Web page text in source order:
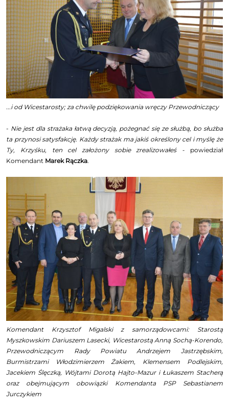
...i od Wicestarosty; za chwilę podziękowania wręczy Przewodniczący
- Nie jest dla strażaka łatwą decyzją, pożegnać się ze służbą, bo służba
ta przynosi satysfakcję. Każdy strażak ma jakiś określony cel i myślę że
Ty, Krzyśku, ten cel założony sobie zrealizowałeś -powiedział
Komendant Marek Rączka.
Komendant Krzysztof Migalski z samorządowcami: Starostą
Myszkowskim Dariuszem Lasecki, Wicestarostą Anną Sochą-Korendo,
Przewodniczącym Rady Powiatu Andrzejem Jastrzębskim,
Burmistrzami Włodzimierzem Żakiem, Klemensem Podlejskim,
Jacekiem Ślęczką, Wójtami Dorotą Hajto-Mazur i Łukaszem Stacherą
oraz obejmującym obowiązki Komendanta PSP Sebastianem
Jurczykiem